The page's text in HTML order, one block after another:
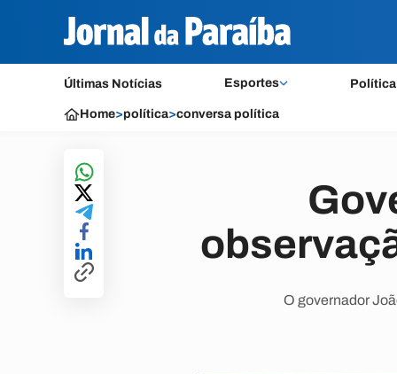
Últimas Notícias Esportes Política
Home>política>conversa política
O governador